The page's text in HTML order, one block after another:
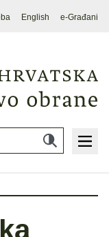
English e-Građani